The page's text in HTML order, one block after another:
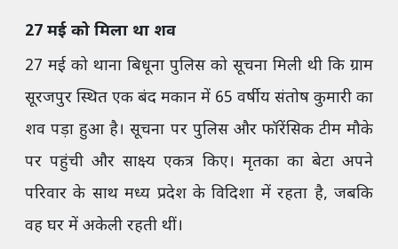
27 मई को मिला था शव
27 मई को थाना बिधूना पुलिस को सूचना मिली थी कि ग्राम
सूरजपुर स्थित एक बंद मकान में 65 वर्षीय संतोष कुमारी का
शव पड़ा हुआ है। सूचना पर पुलिस और फॉरेंसिक टीम मौके
पर पहुंची और साक्ष्य एकत्र किए। मृतका का बेटा अपने
परिवार के साथ मध्य प्रदेश के विदिशा में रहता है, जबकि
वह घर में अकेली रहती थीं।